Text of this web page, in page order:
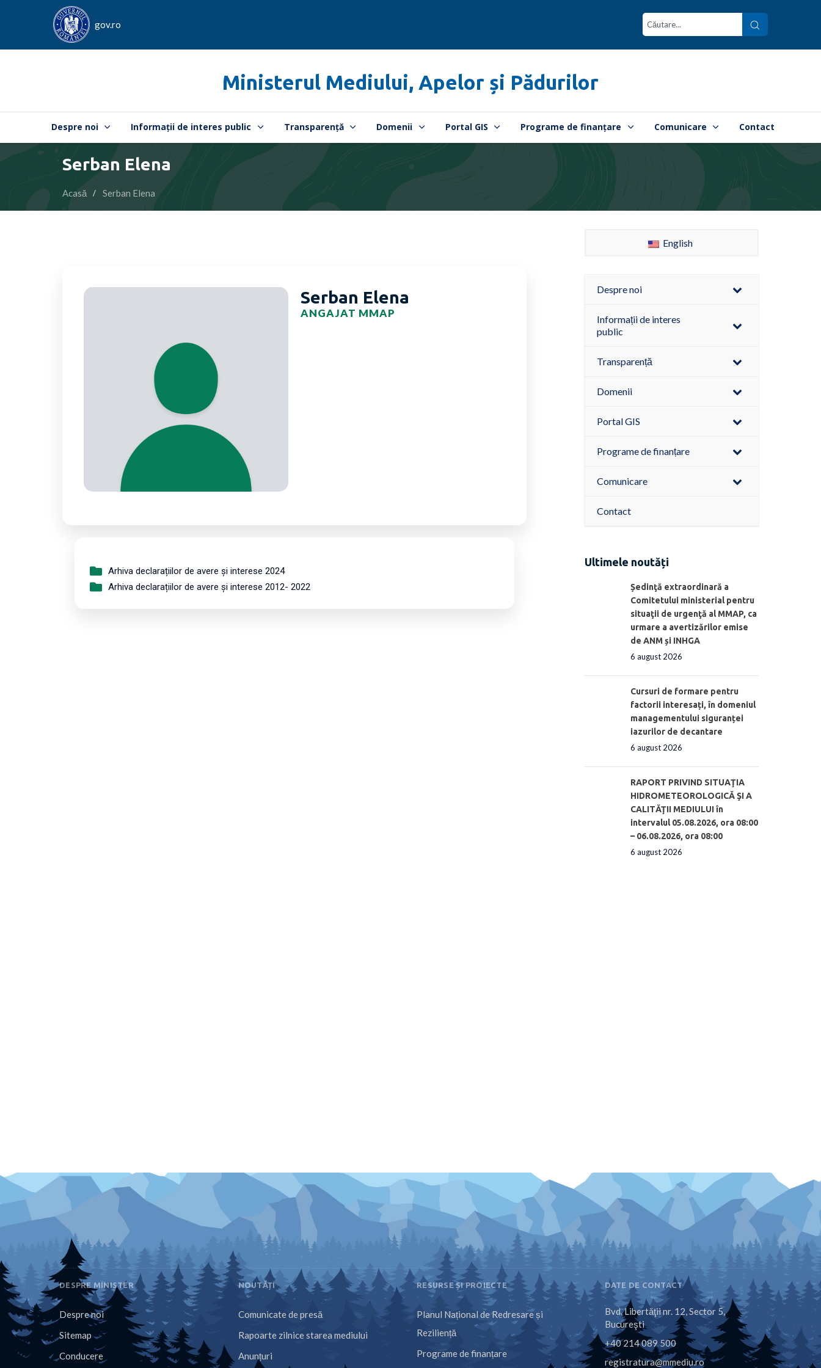
gov.ro
Ministerul Mediului, Apelor și Pădurilor
Despre noi Informații de interes public Transparență Domenii Portal GIS Programe de finanțare Comunicare Contact
Serban Elena
Acasă Serban Elena
Serban Elena
ANGAJAT MMAP
Arhiva declarațiilor de avere și interese 2024
Arhiva declarațiilor de avere și interese 2012- 2022
English
Despre noi
Informații de interes
public
Transparență
Domenii
Portal GIS
Programe de finanțare
Comunicare
Contact
Ultimele noutăți
Ședinţă extraordinară a
Comitetului ministerial pentru
situaţii de urgenţă al MMAP, ca
urmare a avertizărilor emise
de ANM și INHGA
6 august 2026
Cursuri de formare pentru
factorii interesați, în domeniul
managementului siguranței
iazurilor de decantare
6 august 2026
RAPORT PRIVIND SITUAŢIA
HIDROMETEOROLOGICĂ ŞI A
CALITĂŢII MEDIULUI în
intervalul 05.08.2026, ora 08:00
– 06.08.2026, ora 08:00
6 august 2026
DESPRE MINISTER
Despre noi
Sitemap
Conducere
NOUTĂȚI
Comunicate de presă
Rapoarte zilnice starea mediului
Anunțuri
RESURSE ȘI PROIECTE
Planul Național de Redresare și
Reziliență
Programe de finanțare
DATE DE CONTACT
Bvd. Libertăţii nr. 12, Sector 5,
Bucureşti
+40 214 089 500
registratura@mmediu.ro